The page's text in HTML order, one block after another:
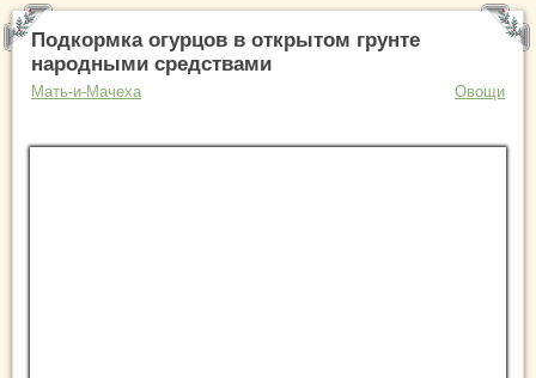
Подкормка огурцов в открытом грунте
народными средствами
Мать-и-Мачеха Овощи